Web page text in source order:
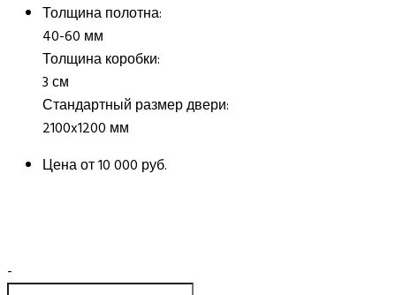
Толщина полотна:
40-60 мм
Толщина коробки:
3 см
Стандартный размер двери:
2100x1200 мм
Цена от10 000 руб.
-